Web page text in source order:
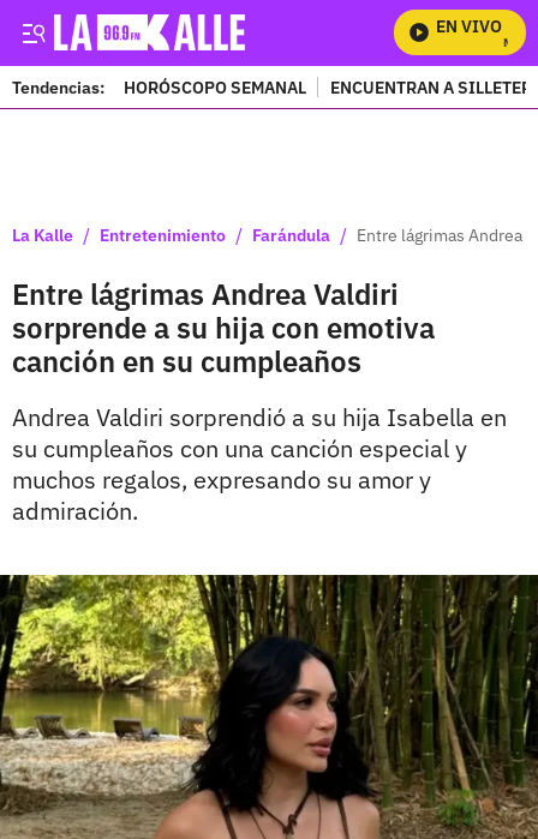
EN VIVO
Mira
Tendencias: HORÓSCOPO SEMANAL ENCUENTRAN A
La Kalle / Entretenimiento / Farándula / Entre lágrimas Andrea
Entre lágrimas Andrea Valdiri
sorprende a su hija con emotiva
canción en su cumpleaños
Andrea Valdiri sorprendió a su hija Isabella en
su cumpleaños con una canción especial y
muchos regalos, expresando su amor y
admiración.